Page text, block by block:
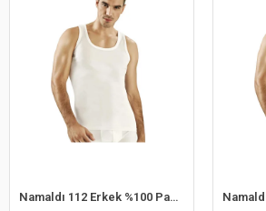
Namaldı 112 Erkek %100 Pamuk Atlet L 6'lı Paket